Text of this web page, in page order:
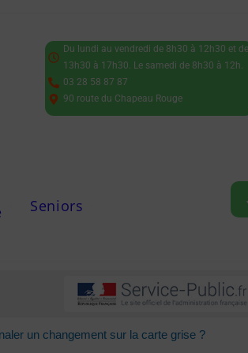
Du lundi au vendredi de 8h30 à 12h30 et de
13h30 à 17h30. Le samedi de 8h30 à 12h.
03 28 58 87 87
90 route du Chapeau Rouge
Seniors
un changement sur la carte grise ?